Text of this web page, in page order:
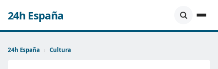
24h España
24h España › Cultura